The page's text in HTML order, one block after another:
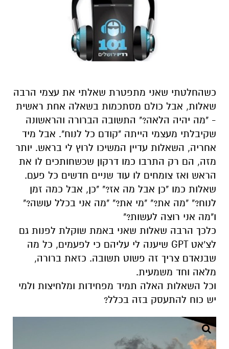
כשהחלטתי שאני מתפטרת שאלתי את עצמי הרבה
שאלות, אבל כולם מסתכמות בשאלה אחת ראשית
- "מה יהיה הלאה?" התשובה הברורה והראשונה
שקיבלתי מעצמי הייתה "קודם כל לנוח". אבל מיד
אחריה, השאלות עדיין המשיכו לרוץ לי בראש. יותר
מזה, הם רק התרבו כמו דרקון שכשחותכים לו את
הראש ואז צומחים לו עוד שניים חדשים כל פעם.
שאלות כמו "כן אבל מה אז?" "כן, אבל כמה זמן
לנוח?" "מה את?" "מי את?" "מה אני בכלל עושה?"
ו"מה אני רוצה לעשות?
"
כלכך הרבה שאלות שאני באמת שוקלת לפנות גם
לצ'אטGPT שיענה לי עליהם כי לפעמים, כל מה
שבנאדם צריך זה פשוט תשובה. כזאת ברורה,
מלאה וחד משמעית.
וכל השאלות האלה תמיד מפחידות ומלחיצות ולמי
יש כוח להתעסק בזה בכלל?